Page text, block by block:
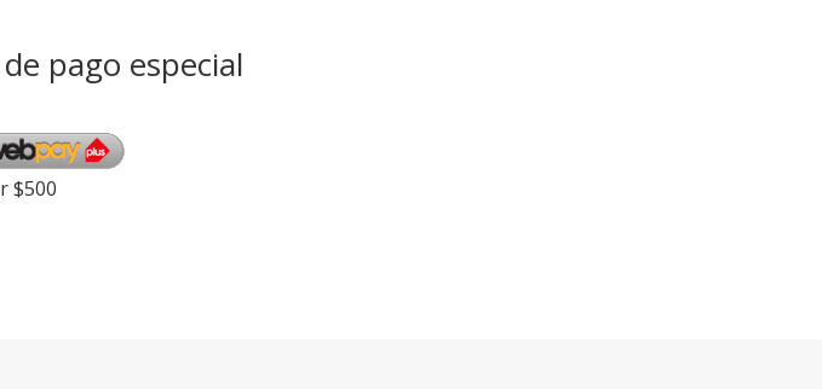
pago especial
$500